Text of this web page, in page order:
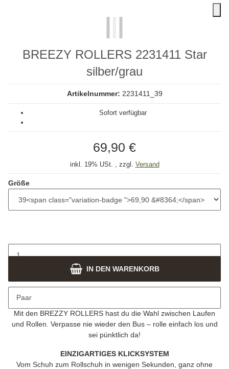
BREEZY ROLLERS 2231411 Star
silber/grau
Artikelnummer: 2231411_39
Sofort verfügbar
69,90 €
inkl. 19% USt. , zzgl. Versand
Größe
Paar
IN DEN WARENKORB
Mit den BREZZY ROLLERS hast du die Wahl zwischen Laufen
und Rollen. Verpasse nie wieder den Bus – rolle einfach los und
sei pünktlich da!
EINZIGARTIGES KLICKSYSTEM
Vom Schuh zum Rollschuh in wenigen Sekunden, ganz ohne